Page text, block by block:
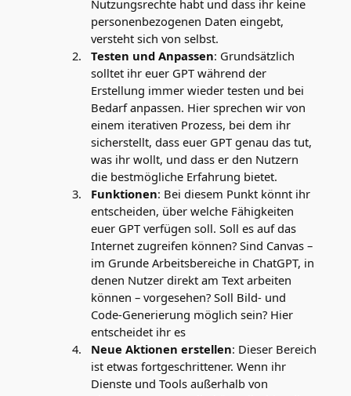
Nutzungsrechte habt und dass ihr keine
personenbezogenen Daten eingebt,
versteht sich von selbst.
Testen und Anpassen: Grundsätzlich
solltet ihr euer GPT während der
Erstellung immer wieder testen und bei
Bedarf anpassen. Hier sprechen wir von
einem iterativen Prozess, bei dem ihr
sicherstellt, dass euer GPT genau das tut,
was ihr wollt, und dass er den Nutzern
die bestmögliche Erfahrung bietet.
Funktionen: Bei diesem Punkt könnt ihr
entscheiden, über welche Fähigkeiten
euer GPT verfügen soll. Soll es auf das
Internet zugreifen können? Sind Canvas –
im Grunde Arbeitsbereiche in ChatGPT, in
denen Nutzer direkt am Text arbeiten
können – vorgesehen? Soll Bild- und
Code-Generierung möglich sein? Hier
entscheidet ihr es
Neue Aktionen erstellen: Dieser Bereich
ist etwas fortgeschrittener. Wenn ihr
Dienste und Tools außerhalb von